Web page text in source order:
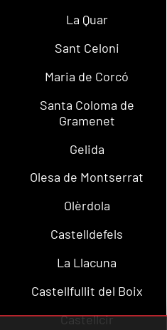
La Quar
Sant Celoni
Maria de Corcó
Santa Coloma de
Gramenet
Gelida
Olesa de Montserrat
Olèrdola
Castelldefels
La Llacuna
Castellfullit del Boix
Castellcir